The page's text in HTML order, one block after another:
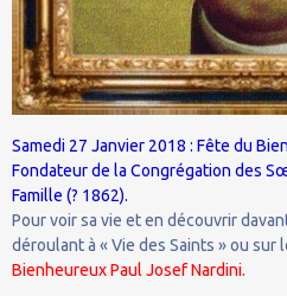
Samedi 27 Janvier 2018 : Fête du
Fondateur de la Congrégation des
Famille (? 1862).
Pour voir sa vie et en découvrir
déroulant à « Vie des Saints » ou sur
Bienheureux Paul Josef Nardini.